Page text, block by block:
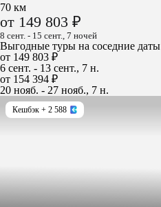
70 км
от 149 803 ₽
8 сент. - 15 сент., 7 ночей
Выгодные туры на соседние даты
от 149 803 ₽
6 сент. - 13 сент., 7 н.
от 154 394 ₽
20 нояб. - 27 нояб., 7 н.
Кешбэк + 2 588